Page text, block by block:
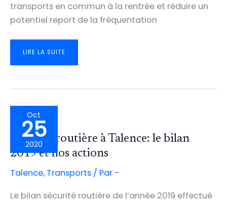
transports en commun à la rentrée et réduire un
potentiel report de la fréquentation
BILAN
RELEVÉS
RUE
LAMARTINE,
677
RUE
PIERRE
NOAILLES
LIRE LA SUITE
Oct
25
2020
Sécurité routière à Talence: le bilan
2019 et nos actions
Talence, Transports / Par -
Le bilan sécurité routière de l’année 2019 effectué